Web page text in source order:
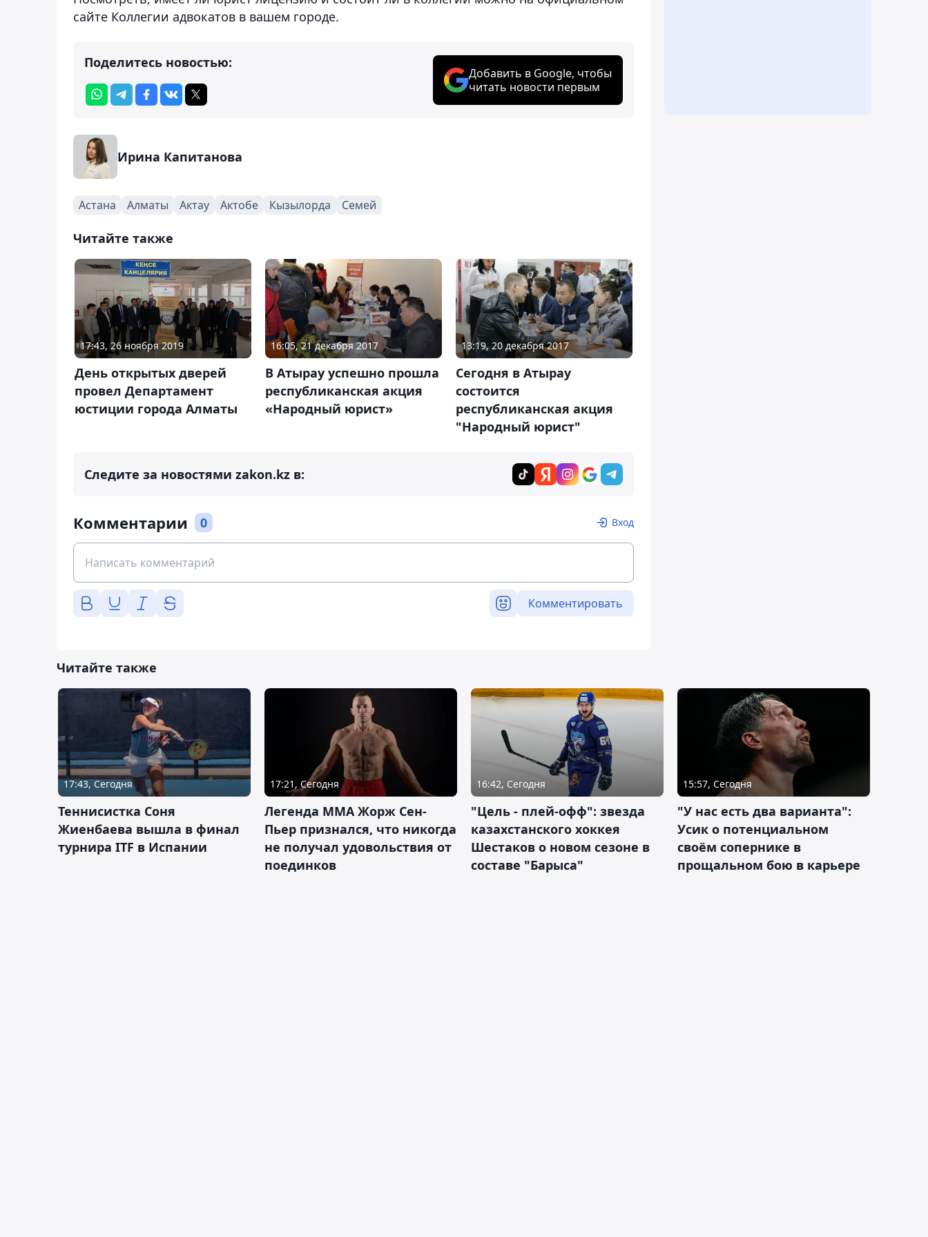
сайте Коллегии адвокатов в вашем городе.
Поделитесь новостью:
Добавить в Google, чтобы
читать новости первым
Ирина Капитанова
Астана Алматы Актау Актобе Кызылорда Семей
Читайте также
17:43, 26 ноября 2019
День открытых дверей
провел Департамент
юстиции города Алматы
16:05, 21 декабря 2017
В Атырау успешно прошла
республиканская акция
«Народный юрист»
13:19, 20 декабря 2017
Сегодня в Атырау
состоится
республиканская акция
"Народный юрист"
Следите за новостями zakon.kz в:
Комментарии 0 Вход
Комментировать
Читайте также
17:43, Сегодня
Теннисистка Соня
Жиенбаева вышла в финал
турнира ITF в Испании
17:21, Сегодня
Легенда ММА Жорж Сен-
Пьер признался, что никогда
не получал удовольствия от
поединков
16:42, Сегодня
"Цель - плей-офф": звезда
казахстанского хоккея
Шестаков о новом сезоне в
составе "Барыса"
15:57, Сегодня
"У нас есть два варианта":
Усик о потенциальном
своём сопернике в
прощальном бою в карьере